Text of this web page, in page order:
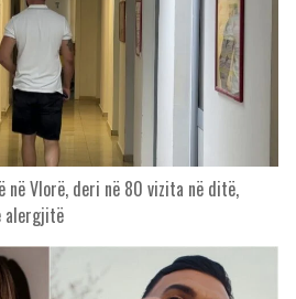
në Vlorë, deri në 80 vizita në ditë,
alergjitë